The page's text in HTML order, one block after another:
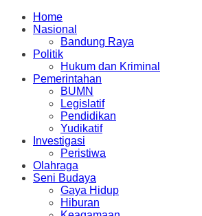
Home
Nasional
Bandung Raya
Politik
Hukum dan Kriminal
Pemerintahan
BUMN
Legislatif
Pendidikan
Yudikatif
Investigasi
Peristiwa
Olahraga
Seni Budaya
Gaya Hidup
Hiburan